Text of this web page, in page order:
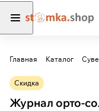
Главная Каталог
Скидка
Журнал орто-